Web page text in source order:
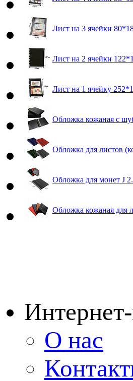
Лист на 3 ячейки
Лист на 2 ячейки
Лист на 1 ячейку
Обложка кожаная с
Обложка для листов
Обложка для монет J
Обложка кожаная для
О нас